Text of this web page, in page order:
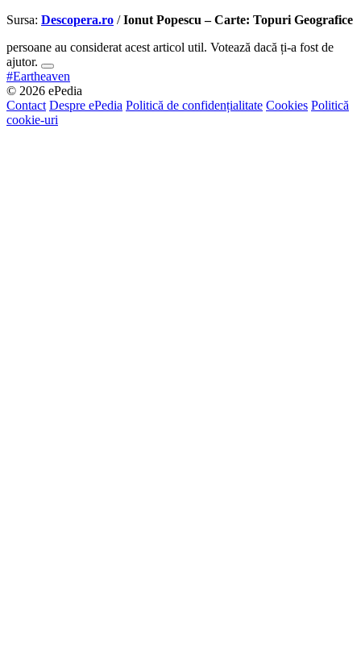
Sursa: Descopera.ro /Ionut Popescu – Carte: Topuri Geografice
persoane au considerat acest articol util. Votează dacă ți-a fost de
ajutor.
#Eartheaven
© 2026 ePedia
Contact Despre ePedia Politică de confidențialitate Cookies Politică
cookie-uri